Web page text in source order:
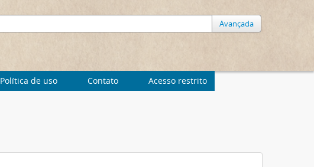
Avançada
Política de uso Contato Acesso restrito